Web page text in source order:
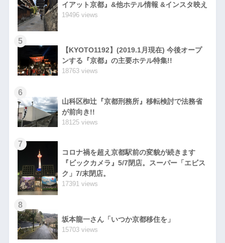
イアット京都』&他ホテル情報 &インスタ映え
19496 views
5
【KYOTO1192】(2019.1月現在) 今後オープ
ンする『京都』の主要ホテル特集!!
18763 views
6
山科区椥辻『京都刑務所』移転検討で法務省
が前向き!!
18125 views
7
コロナ禍を超え京都駅前の変貌が続きます
『ビックカメラ』5/7閉店。スーパー「エビス
ク」7/末閉店。
17391 views
8
坂本龍一さん「いつか京都移住を」
15703 views